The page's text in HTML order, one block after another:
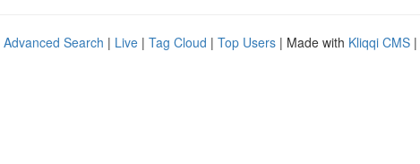
Advanced Search | Live | Tag Cloud | Top Users | Made with Kliqqi CMS |